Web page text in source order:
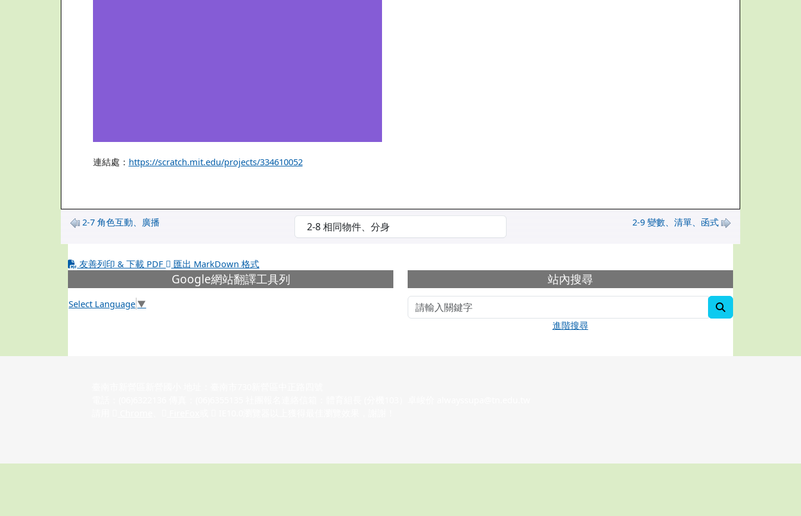
連結處： https://scratch.mit.edu/projects/334610052
2-7 角色互動、廣播 2-9 變數、清單、函式
友善列印 & 下載 PDF 匯出 MarkDown 格式
下中左區域內容Google網站翻譯工具列
Select Language ▼
站內搜尋
進階搜尋